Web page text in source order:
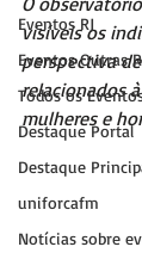
Eventos RJ
Eventos Outras
Todos os
Destaque Portal
Destaque
uniforcafm
Notícias sobre
visíveis os
perspectiva
relacionados
mulheres e